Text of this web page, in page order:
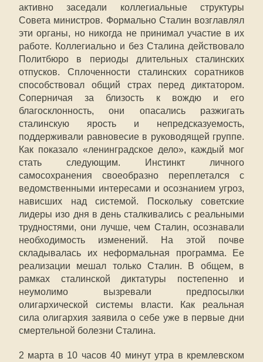
активно заседали коллегиальные структуры
Совета министров. Формально Сталин возглавлял
эти органы, но никогда не принимал участие в их
работе. Коллегиально и без Сталина действовало
Политбюро в периоды длительных сталинских
отпусков. Сплоченности сталинских соратников
способствовал общий страх перед диктатором.
Соперничая за близость к вождю и его
благосклонность, они опасались разжигать
сталинскую ярость и непредсказуемость,
поддерживали равновесие в руководящей группе.
Как показало «ленинградское дело», каждый мог
стать следующим. Инстинкт личного
самосохранения своеобразно переплетался с
ведомственными интересами и осознанием угроз,
нависших над системой. Поскольку советские
лидеры изо дня в день сталкивались с реальными
трудностями, они лучше, чем Сталин, осознавали
необходимость изменений. На этой почве
складывалась их неформальная программа. Ее
реализации мешал только Сталин. В общем, в
рамках сталинской диктатуры постепенно и
неумолимо вызревали предпосылки
олигархической системы власти. Как реальная
сила олигархия заявила о себе уже в первые дни
смертельной болезни Сталина.
2 марта в 10 часов 40 минут утра в кремлевском